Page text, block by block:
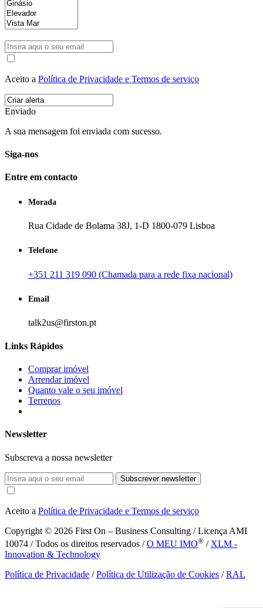
Aceito a Política de Privacidade e Termos de serviço
Enviado
A sua mensagem foi enviada com sucesso.
Siga-nos
Entre em contacto
Morada
Rua Cidade de Bolama 38J, 1-D 1800-079 Lisboa
Telefone
+351 211 319 090 (Chamada para a rede fixa nacional)
Email
talk2us@firston.pt
Links Rápidos
Comprar imóvel
Arrendar imóvel
Quanto vale o seu imóvel
Terrenos
Newsletter
Subscreva a nossa newsletter
Subscrever newsletter
Aceito a Política de Privacidade e Termos de serviço
Copyright © 2026 First On – Business Consulting / Licença AMI
10074 / Todos os direitos reservados /O MEU IMO® / XLM -
Innovation & Technology
Política de Privacidade /Política de Utilização de Cookies /RAL